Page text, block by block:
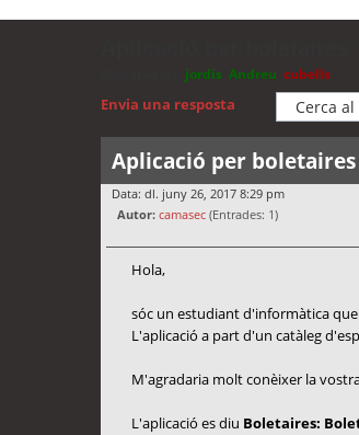
jordis Andreu cubells
Envia una resposta
Aplicació per boletaires
Data: dl. juny 26, 2017 8:29 pm
Autor: camasec (Entrades: 1)
Hola,
sóc un estudiant d'informàtica
L'aplicació a part d'un catàleg
M'agradaria molt conèixer la
L'aplicació es diu Boletaires: